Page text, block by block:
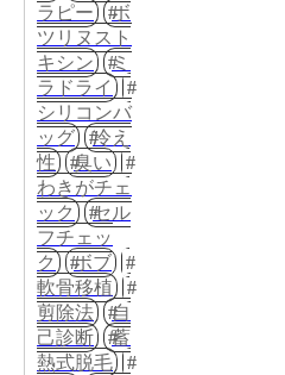
ラピー
ボ
ツリヌスト
キシン
ミ
ラドライ
シリコンバ
ッグ
冷え
性
臭い
わきがチェ
ック
セル
フチェッ
ク
ボブ
軟骨移植
剪除法
自
己診断
蓄
熱式脱毛